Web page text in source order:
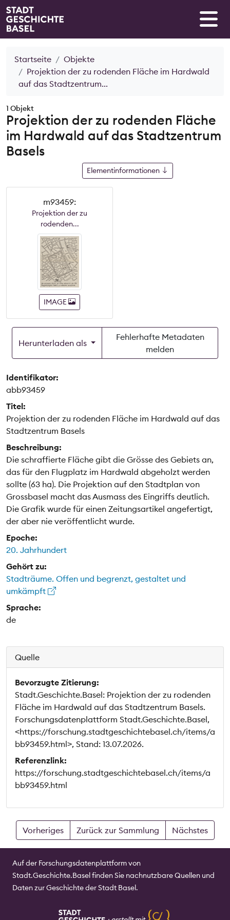
Startseite
Objekte
Projektion der zu rodenden Fläche im Hardwald
auf das Stadtzentrum...
1 Objekt
Projektion der zu rodenden Fläche
im Hardwald auf das Stadtzentrum
Basels
Elementinformationen
m93459:
Projektion der zu
rodenden...
IMAGE
Herunterladen als
Fehlerhafte Metadaten
melden
Identifikator:
abb93459
Titel:
Projektion der zu rodenden Fläche im Hardwald auf das
Stadtzentrum Basels
Beschreibung:
Die schraffierte Fläche gibt die Grösse des Gebiets an,
das für den Flugplatz im Hardwald abgeholzt werden
sollte (63 ha). Die Projektion auf den Stadtplan von
Grossbasel macht das Ausmass des Eingriffs deutlich.
Die Grafik wurde für einen Zeitungsartikel angefertigt,
der aber nie veröffentlicht wurde.
Epoche:
20. Jahrhundert
Gehört zu:
Stadträume. Offen und begrenzt, gestaltet und
umkämpft
Sprache:
de
Quelle
Bevorzugte Zitierung:
Stadt.Geschichte.Basel: Projektion der zu rodenden
Fläche im Hardwald auf das Stadtzentrum Basels.
Forschungsdatenplattform Stadt.Geschichte.Basel,
<https://forschung.stadtgeschichtebasel.ch/items/a
bb93459.html>, Stand: 13.07.2026.
Referenzlink:
https://forschung.stadtgeschichtebasel.ch/items/a
bb93459.html
Vorheriges Zurück zur Sammlung Nächstes
Auf der Forschungsdatenplattform von
Stadt.Geschichte.Basel finden Sie nachnutzbare Quellen und
Daten zur Geschichte der Stadt Basel.